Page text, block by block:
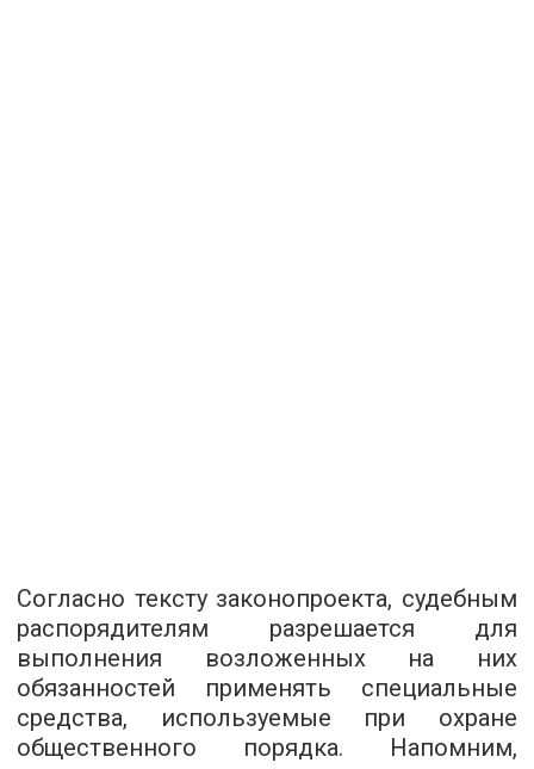
Согласно тексту законопроекта, судебным
распорядителям разрешается для
выполнения возложенных на них
обязанностей применять специальные
средства, используемые при охране
общественного порядка. Напомним,